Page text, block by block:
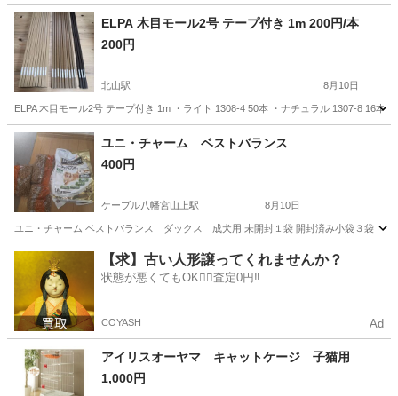
兵庫 南あわじ市 その他
ELPA 木目モール2号 テープ付き 1m 200円/本
200円
北山駅 8月10日
ELPA 木目モール2号 テープ付き 1m ・ライト 1308-4 50本 ・ナチュラル 1307-8 16
京都 北山駅 テープ
ユニ・チャーム ベストバランス
400円
ケーブル八幡宮山上駅 8月10日
ユニ・チャーム ベストバランス ダックス 成犬用 未開封１袋 開封済み小袋３袋
ケーブル八幡宮山上駅 その他 ミンチ
【求】古い人形譲ってくれませんか？
状態が悪くてもOK🙆‍♀️査定0円‼️
COYASH Ad
アイリスオーヤマ キャットケージ 子猫用
1,000円